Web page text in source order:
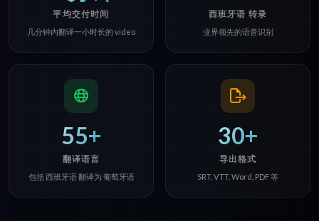
平均交付时间
几分钟内翻译一小时长的 video
西班牙语 转录
业界领先的语音识别
55+
翻译语言
包括 西班牙语 翻译为 葡萄牙语
30+
导出格式
SRT, VTT, Word, PDF 等